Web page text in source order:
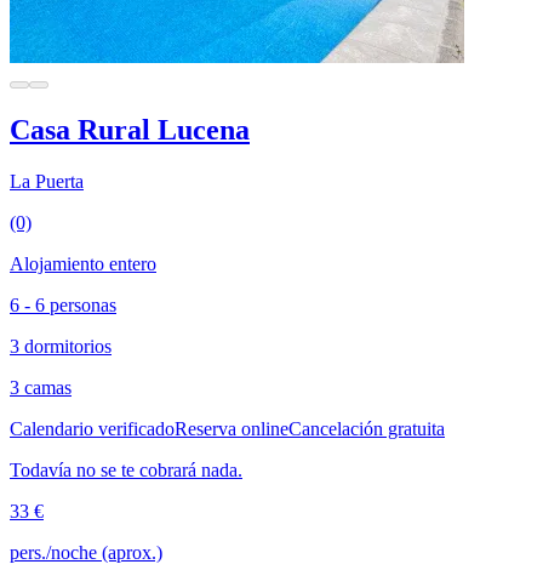
Casa Rural Lucena
La Puerta
(0)
Alojamiento entero
6 - 6 personas
3 dormitorios
3 camas
Calendario verificadoReserva onlineCancelación gratuita
Todavía no se te cobrará nada.
33 €
pers./noche (aprox.)